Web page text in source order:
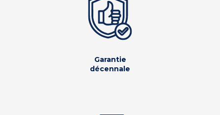
Garantie
décennale